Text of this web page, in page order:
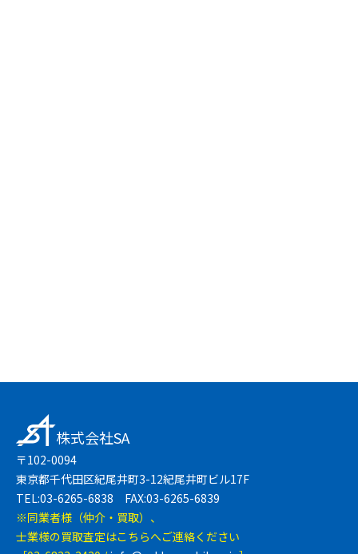
株式会社SA
〒102-0094
東京都千代田区紀尾井町3-12紀尾井町ビル17F
TEL:03-6265-6838 FAX:03-6265-6839
※同業者様（仲介・買取）、
士業様の買取査定はこちらへご連絡ください